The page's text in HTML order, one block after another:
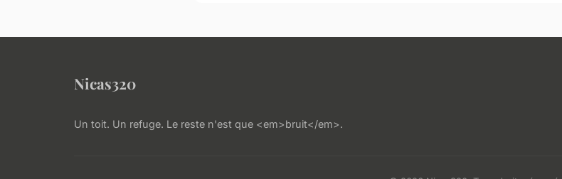
Nicas320
Un toit. Un refuge. Le reste n'est que <em>bruit</em>.